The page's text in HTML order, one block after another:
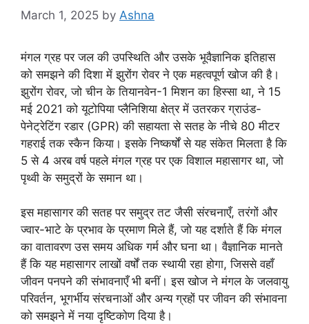
March 1, 2025 by Ashna
मंगल ग्रह पर जल की उपस्थिति और उसके भूवैज्ञानिक इतिहास
को समझने की दिशा में झुरोंग रोवर ने एक महत्वपूर्ण खोज की है।
झुरोंग रोवर, जो चीन के तियानवेन-1 मिशन का हिस्सा था, ने 15
मई 2021 को यूटोपिया प्लैनिशिया क्षेत्र में उतरकर ग्राउंड-
पेनेट्रेटिंग रडार (GPR) की सहायता से सतह के नीचे 80 मीटर
गहराई तक स्कैन किया। इसके निष्कर्षों से यह संकेत मिलता है कि
5 से 4 अरब वर्ष पहले मंगल ग्रह पर एक विशाल महासागर था, जो
पृथ्वी के समुद्रों के समान था।
इस महासागर की सतह पर समुद्र तट जैसी संरचनाएँ, तरंगों और
ज्वार-भाटे के प्रभाव के प्रमाण मिले हैं, जो यह दर्शाते हैं कि मंगल
का वातावरण उस समय अधिक गर्म और घना था। वैज्ञानिक मानते
हैं कि यह महासागर लाखों वर्षों तक स्थायी रहा होगा, जिससे वहाँ
जीवन पनपने की संभावनाएँ भी बनीं। इस खोज ने मंगल के जलवायु
परिवर्तन, भूगर्भीय संरचनाओं और अन्य ग्रहों पर जीवन की संभावना
को समझने में नया दृष्टिकोण दिया है।